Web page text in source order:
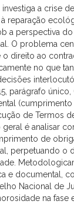
a crise
reparação
a perspectiva
O problema
o direito ao
no que
parágrafo
de Termos
é analisar
de
perpetuando o
e documental,
Nacional de
na fase